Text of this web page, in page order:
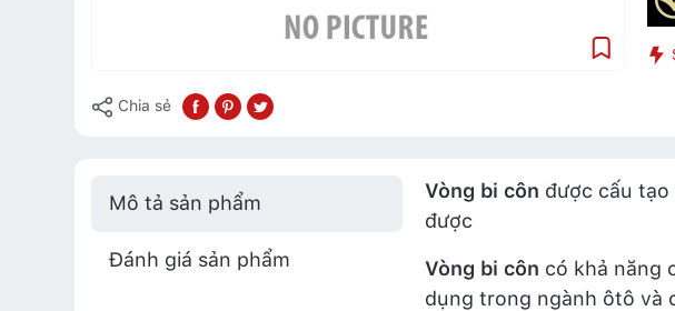
Chia sẻ
Mô tả sản phẩm
Đánh giá sản phẩm
Vòng bi côn được cấu
được
Vòng bi côn có khả năng
dụng trong ngành ôtô và